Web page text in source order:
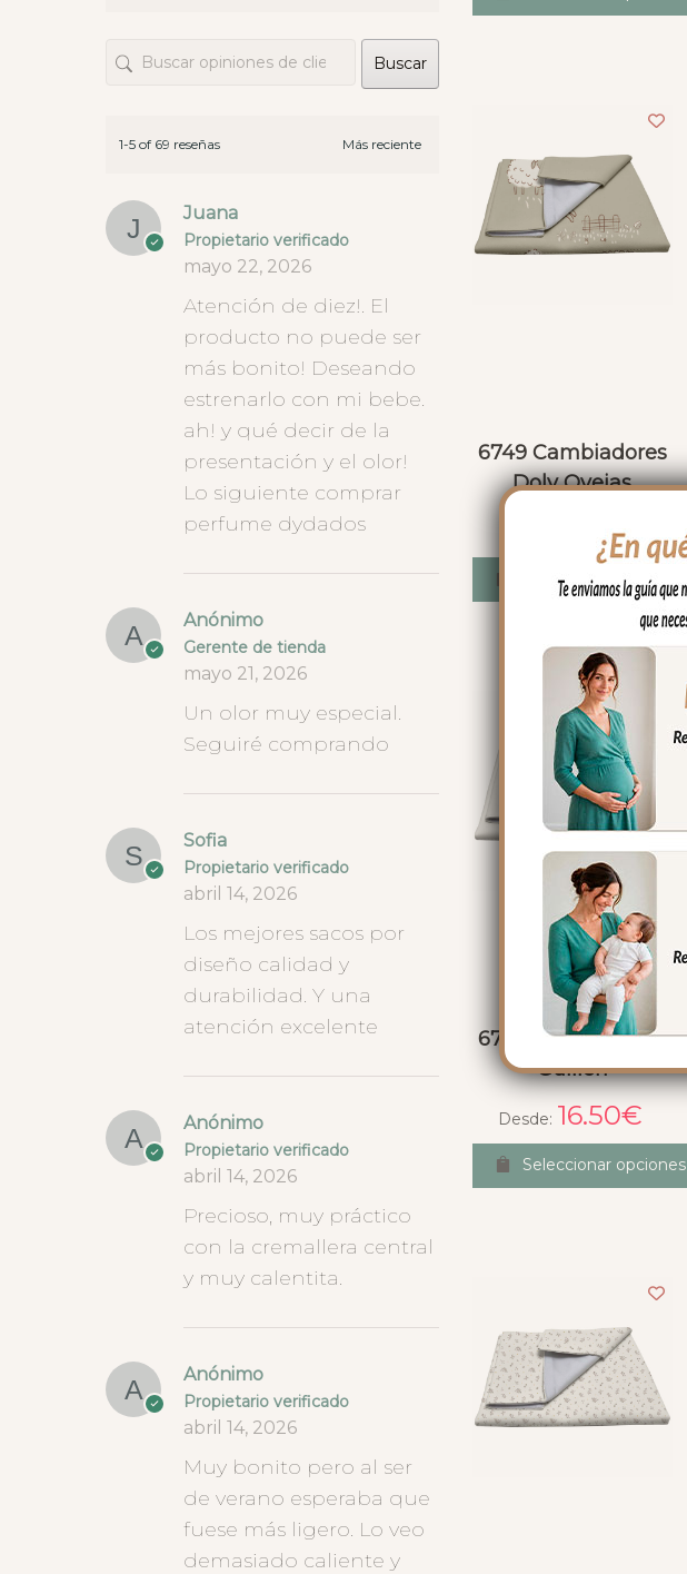
6749 Cambiadores
Doly Ovejas
€
Seleccionar opciones
6753 Cambiadores
Guillen
Desde: 16.50€
Seleccionar opciones
las telas, ofreciendo
Buscar
1-5 of 69 reseñas
Juana
Propietario verificado
mayo 22, 2026
Atención de diez!. El
producto no puede ser
más bonito! Deseando
estrenarlo con mi bebe.
ah! y qué decir de la
presentación y el olor!
Lo siguiente comprar
perfume dydados
Anónimo
Gerente de tienda
mayo 21, 2026
Un olor muy especial.
Seguiré comprando
Sofia
Propietario verificado
abril 14, 2026
Los mejores sacos por
diseño calidad y
durabilidad. Y una
atención excelente
Anónimo
Propietario verificado
abril 14, 2026
Precioso, muy práctico
con la cremallera central
y muy calentita.
Anónimo
Propietario verificado
abril 14, 2026
Muy bonito pero al ser
de verano esperaba que
fuese más ligero. Lo veo
demasiado caliente y